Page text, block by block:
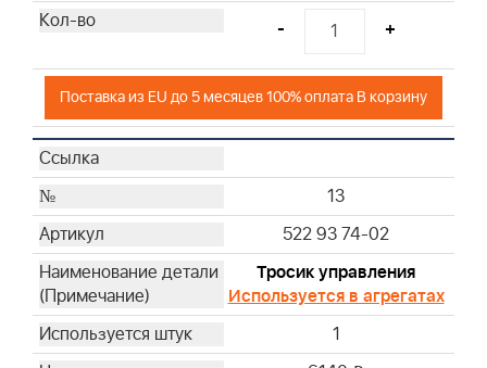
- +
Поставка из EU до 5 месяцев 100% оплата В корзину
13
522 93 74-02
Тросик управления
Используется в агрегатах
1